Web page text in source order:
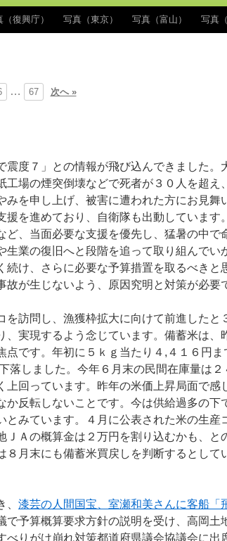
（復興庁） 写真（東京） 写真（富山） 写真
… 67 次へ »
度７」との情報が飛び込んできました。
場の煙突倒壊などで死者が３０人を超え
を申し上げ、被害に遭われた方にお見舞
を進めており、自衛隊も出動しています
、当面必要な支援を優先し、猛暑の中で
業の復旧へと段階を追って取り組んでい
け、さらに必要な予算措置を取るべきと
が生じないよう、原因究明と対策が必要
訪問し、漁獲枠拡大に向けて前進したと
、実現するよう念じています。備蓄米は、
です。年初に５ｋｇ当たり４,４１６円ま
落しました。今年６月末の民間在庫量は２
回っています。昨年の米価上昇局面で感
反転しないことです。今は供給過多の下
みています。４月に公表された米の生産
Ａの概算金は２万円を割り込むかも、と
月末にも備蓄米買戻しを判断するとして
漆芸の人間国宝、室瀬和美さんに客船「
で予算概算要求方針の説明を受け、高岡土
りがけ崩れ対策都道府県議会協議会に出